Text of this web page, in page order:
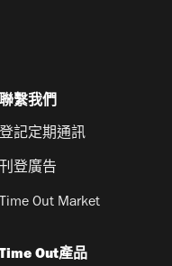
聯繫我們
登記定期通訊
刊登廣告
Time Out Market
Time Out產品